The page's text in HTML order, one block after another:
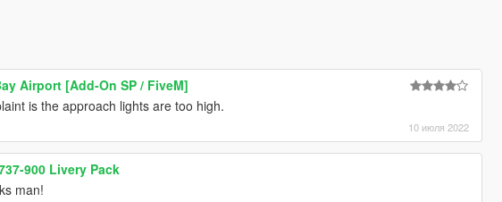
Airport [Add-On SP / FiveM]
is the approach lights are too high.
10 июля 2022
900 Livery Pack
man!